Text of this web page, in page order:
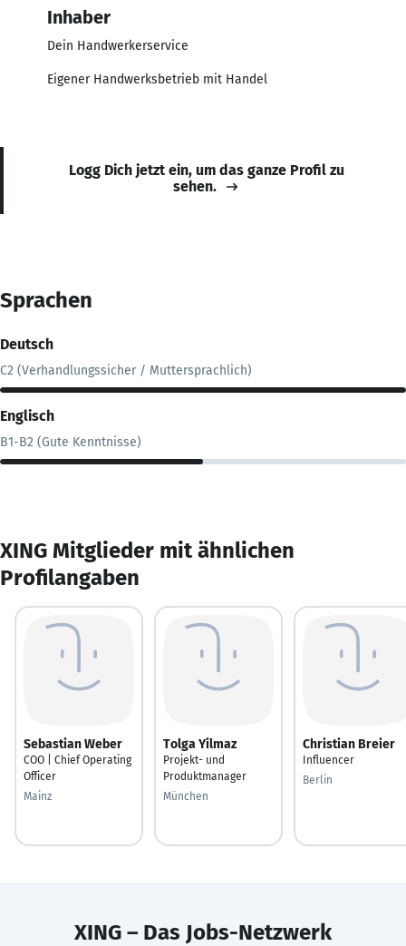
Inhaber
Dein Handwerkerservice
Eigener Handwerksbetrieb mit Handel
Logg Dich jetzt ein, um das ganze Profil zu
sehen.
Sprachen
Deutsch
C2 (Verhandlungssicher / Muttersprachlich)
Englisch
B1-B2 (Gute Kenntnisse)
XING Mitglieder mit ähnlichen
Profilangaben
Sebastian Weber
COO | Chief Operating
Officer
Mainz
Tolga Yilmaz
Projekt- und
Produktmanager
München
Christian Breier
Influencer
Berlin
XING – Das Jobs-Netzwerk